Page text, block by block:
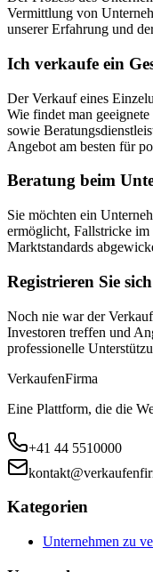
Vermittlung von
unserer Erfahrung und
Ich verkaufe ein
Der Verkauf eines
Wie findet man
sowie
Angebot am besten für
Beratung beim
Sie möchten ein
ermöglicht, Fallstricke im
Marktstandards
Registrieren Sie
Noch nie war der
Investoren treffen und
professionelle
VerkaufenFirma
Eine Plattform, die die
+41 44 5510000
Kategorien
Unternehmen zu